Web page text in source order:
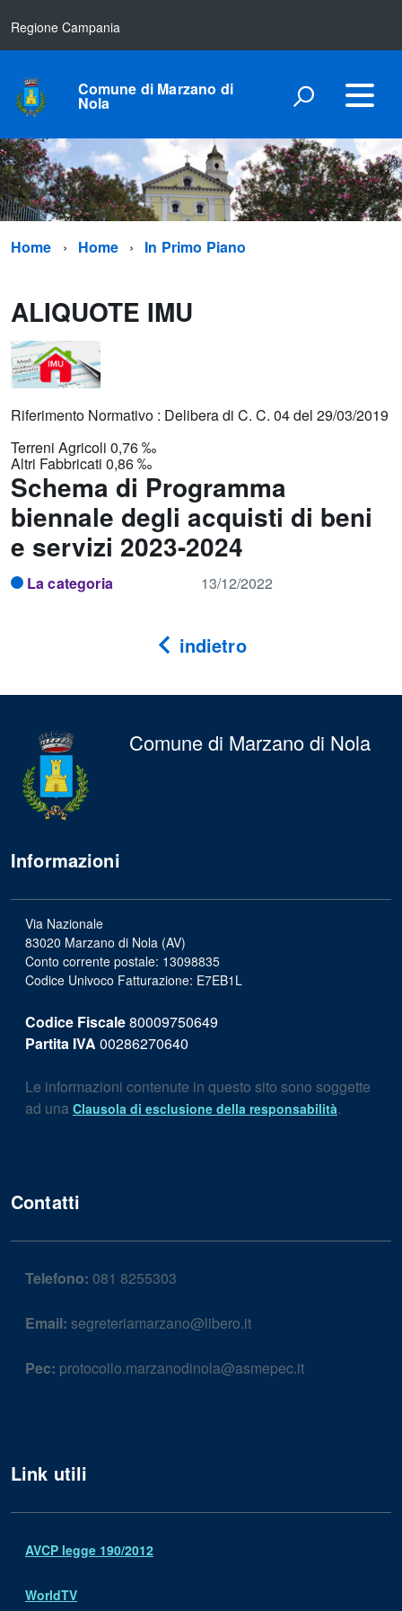
Regione Campania
Comune di Marzano di
Nola
Home Home In Primo Piano
ALIQUOTE IMU
Riferimento Normativo : Delibera di C. C. 04 del 29/03/2019
Terreni Agricoli 0,76 ‰
Altri Fabbricati 0,86 ‰
Schema di Programma
biennale degli acquisti di beni
e servizi 2023-2024
La categoria 13/12/2022
indietro
Comune di Marzano di Nola
Informazioni
Via Nazionale
83020 Marzano di Nola (AV)
Conto corrente postale: 13098835
Codice Univoco Fatturazione: E7EB1L
Codice Fiscale80009750649
Partita IVA 00286270640
Le informazioni contenute in questo sito sono soggette
ad una Clausola di esclusione della responsabilità.
Contatti
Telefono: 081 8255303
Email: segreteriamarzano@libero.it
Pec: protocollo.marzanodinola@asmepec.it
Link utili
AVCP legge 190/2012
WorldTV